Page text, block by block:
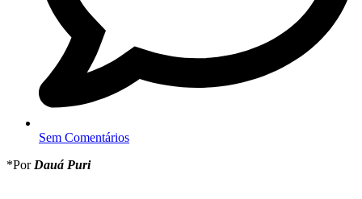
Sem Comentários
*Por Dauá Puri